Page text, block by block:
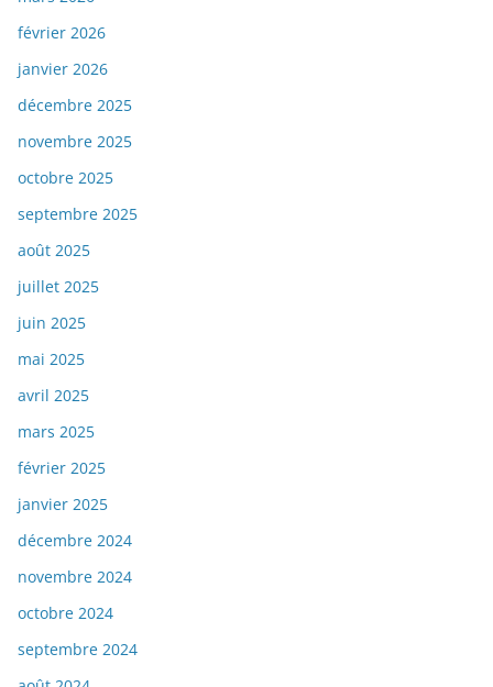
février 2026
janvier 2026
décembre 2025
novembre 2025
octobre 2025
septembre 2025
août 2025
juillet 2025
juin 2025
mai 2025
avril 2025
mars 2025
février 2025
janvier 2025
décembre 2024
novembre 2024
octobre 2024
septembre 2024